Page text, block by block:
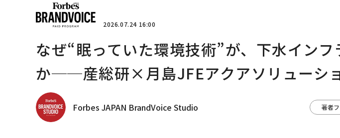
2026.07.24 16:00
なぜ“眠っていた環境技術”が、下水インフ
か──産総研×月島JFEアクアソリューシ
Forbes JAPAN BrandVoice Studio 著者